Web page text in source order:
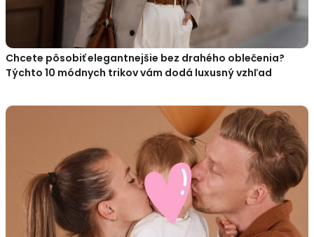
Chcete pôsobiť elegantnejšie bez drahého oblečenia?
Týchto 10 módnych trikov vám dodá luxusný vzhľad